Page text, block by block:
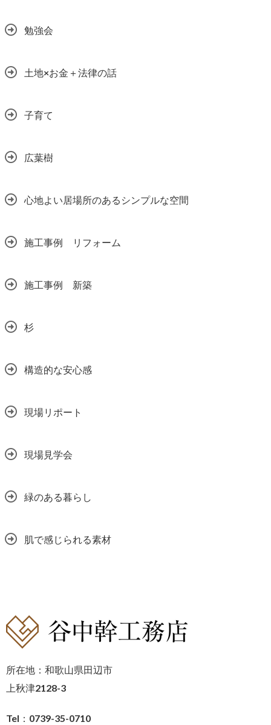
勉強会
土地×お金＋法律の話
子育て
広葉樹
心地よい居場所のあるシンプルな空間
施工事例 リフォーム
施工事例 新築
杉
構造的な安心感
現場リポート
現場見学会
緑のある暮らし
肌で感じられる素材
所在地：和歌山県田辺市
上秋津2128-3
Tel：0739-35-0710